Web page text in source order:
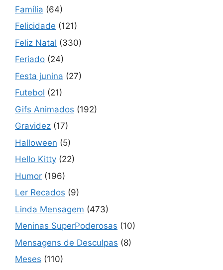
Família (64)
Felicidade (121)
Feliz Natal (330)
Feriado (24)
Festa junina (27)
Futebol (21)
Gifs Animados (192)
Gravidez (17)
Halloween (5)
Hello Kitty (22)
Humor (196)
Ler Recados (9)
Linda Mensagem (473)
Meninas SuperPoderosas (10)
Mensagens de Desculpas (8)
Meses (110)